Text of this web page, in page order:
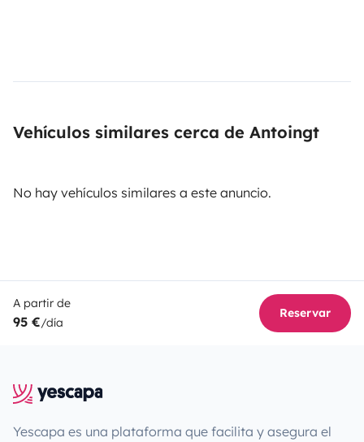
Vehículos similares cerca de Antoingt
No hay vehículos similares a este anuncio.
A partir de
95 €/día
Reservar
Yescapa es una plataforma que facilita y asegura el